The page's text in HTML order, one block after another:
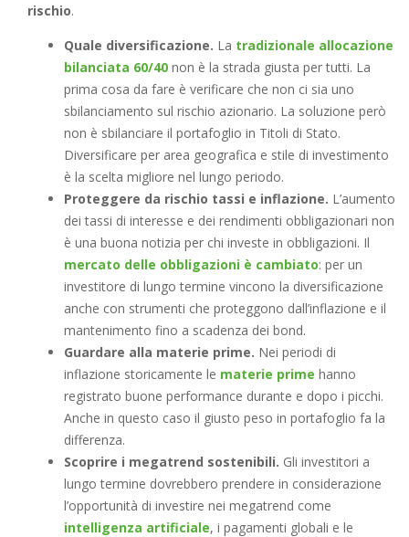
rischio.
Quale diversificazione. La tradizionale allocazione
bilanciata 60/40 non è la strada giusta per tutti. La
prima cosa da fare è verificare che non ci sia uno
sbilanciamento sul rischio azionario. La soluzione però
non è sbilanciare il portafoglio in Titoli di Stato.
Diversificare per area geografica e stile di investimento
è la scelta migliore nel lungo periodo.
Proteggere da rischio tassi e inflazione. L’aumento
dei tassi di interesse e dei rendimenti obbligazionari non
è una buona notizia per chi investe in obbligazioni. Il
mercato delle obbligazioni è cambiato: per un
investitore di lungo termine vincono la diversificazione
anche con strumenti che proteggono dall’inflazione e il
mantenimento fino a scadenza dei bond.
Guardare alla materie prime. Nei periodi di
inflazione storicamente le materie prime hanno
registrato buone performance durante e dopo i picchi.
Anche in questo caso il giusto peso in portafoglio fa la
differenza.
Scoprire i megatrend sostenibili. Gli investitori a
lungo termine dovrebbero prendere in considerazione
l’opportunità di investire nei megatrend come
intelligenza artificiale, i pagamenti globali e le